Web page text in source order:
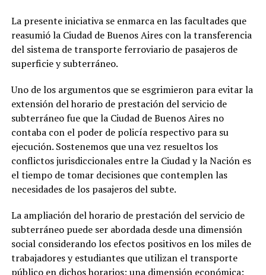
La presente iniciativa se enmarca en las facultades que
reasumió la Ciudad de Buenos Aires con la transferencia
del sistema de transporte ferroviario de pasajeros de
superficie y subterráneo.
Uno de los argumentos que se esgrimieron para evitar la
extensión del horario de prestación del servicio de
subterráneo fue que la Ciudad de Buenos Aires no
contaba con el poder de policía respectivo para su
ejecución. Sostenemos que una vez resueltos los
conflictos jurisdiccionales entre la Ciudad y la Nación es
el tiempo de tomar decisiones que contemplen las
necesidades de los pasajeros del subte.
La ampliación del horario de prestación del servicio de
subterráneo puede ser abordada desde una dimensión
social considerando los efectos positivos en los miles de
trabajadores y estudiantes que utilizan el transporte
público en dichos horarios; una dimensión económica: